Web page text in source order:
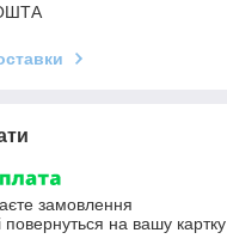
замовлення
повернуться на вашу картку